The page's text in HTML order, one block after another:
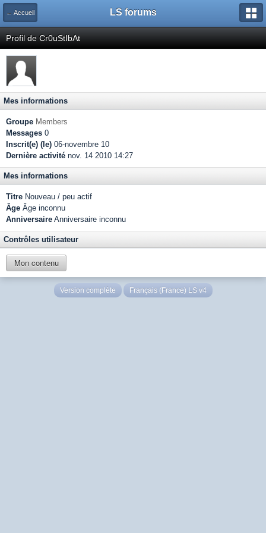
← Accueil LS forums
Profil de Cr0uStIbAt
Mes informations
Groupe Members
Messages 0
Inscrit(e) (le) 06-novembre 10
Dernière activité nov. 14 2010 14:27
Mes informations
Titre Nouveau / peu actif
Âge Âge inconnu
Anniversaire Anniversaire inconnu
Contrôles utilisateur
Mon contenu
Version complète Français (France) LS v4